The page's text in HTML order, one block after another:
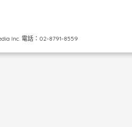
Inc. 電話：02-8791-8559